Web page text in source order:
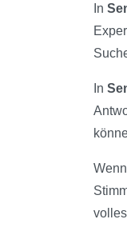
In
In